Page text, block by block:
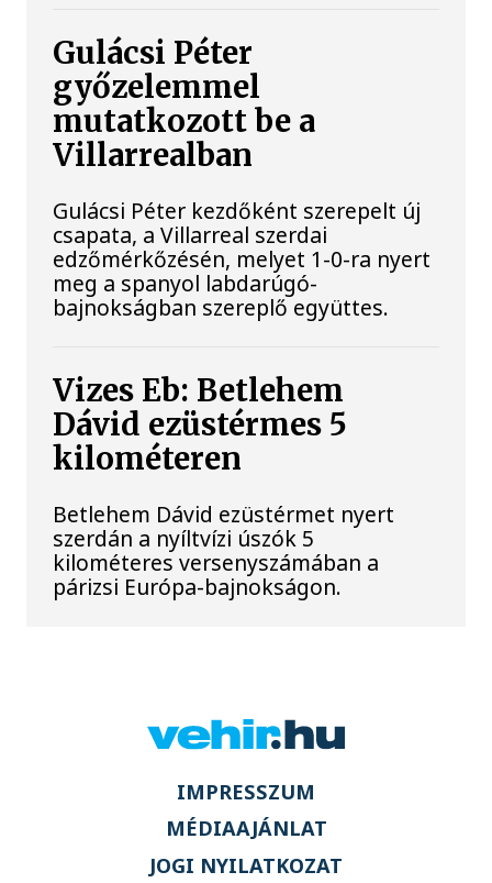
Gulácsi Péter
győzelemmel
mutatkozott be a
Villarrealban
Gulácsi Péter kezdőként szerepelt új
csapata, a Villarreal szerdai
edzőmérkőzésén, melyet 1-0-ra nyert
meg a spanyol labdarúgó-
bajnokságban szereplő együttes.
Vizes Eb: Betlehem
Dávid ezüstérmes 5
kilométeren
Betlehem Dávid ezüstérmet nyert
szerdán a nyíltvízi úszók 5
kilométeres versenyszámában a
párizsi Európa-bajnokságon.
IMPRESSZUM
MÉDIAAJÁNLAT
JOGI NYILATKOZAT